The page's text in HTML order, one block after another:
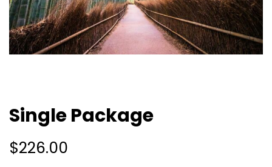
Single Package
$226.00